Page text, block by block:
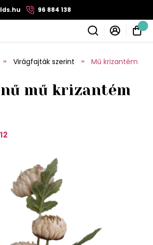
96 884 138
Virágfajták szerint Mű krizantém
mű krizantém